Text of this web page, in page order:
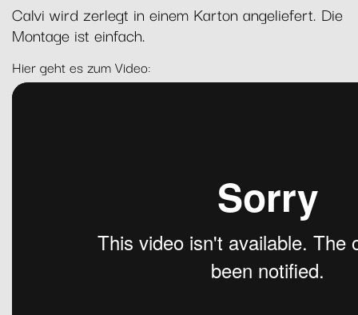
Calvi wird zerlegt in einem Karton angeliefert. Die
Montage ist einfach.
Hier geht es zum Video: